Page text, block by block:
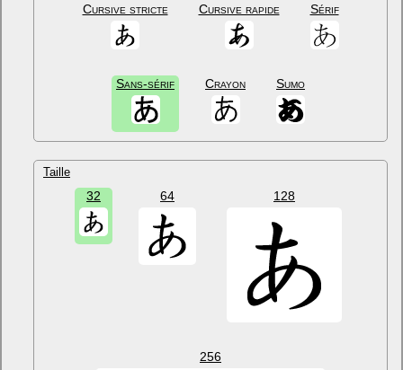
Cursive stricte Cursive rapide Sérif
Sans-sérif Crayon Sumo
Taille
32 64 128
256